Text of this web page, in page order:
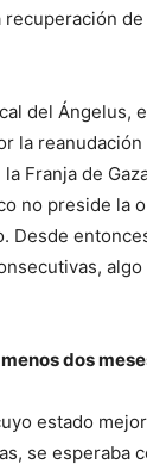
del Ángelus,
la
Franja de
no preside la
Desde
dos
estado
se esperaba